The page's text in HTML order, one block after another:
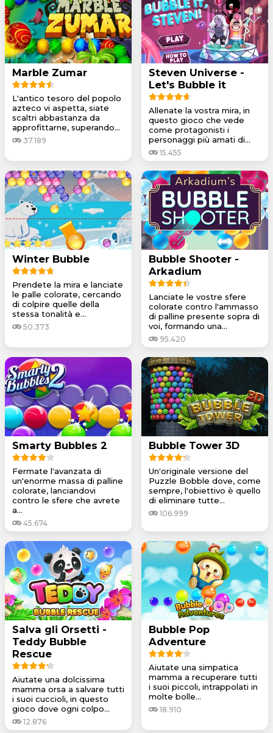
Marble Zumar
L'antico tesoro del popolo
azteco vi aspetta, siate
scaltri abbastanza da
approfittarne, superando...
37.189
Steven Universe -
Let's Bubble it
Allenate la vostra mira, in
questo gioco che vede
come protagonisti i
personaggi più amati di...
15.455
Winter Bubble
Prendete la mira e lanciate
le palle colorate, cercando
di colpire quelle della
stessa tonalità e...
50.373
Bubble Shooter -
Arkadium
Lanciate le vostre sfere
colorate contro l'ammasso
di palline presente sopra di
voi, formando una...
95.420
Smarty Bubbles 2
Fermate l'avanzata di
un'enorme massa di palline
colorate, lanciandovi
contro le sfere che avrete
a...
45.674
Bubble Tower 3D
Un'originale versione del
Puzzle Bobble dove, come
sempre, l'obiettivo è quello
di eliminare tutte...
106.999
Salva gli Orsetti -
Teddy Bubble
Rescue
Aiutate una dolcissima
mamma orsa a salvare tutti
i suoi cuccioli, in questo
gioco dove ogni colpo...
12.876
Bubble Pop
Adventure
Aiutate una simpatica
mamma a recuperare tutti
i suoi piccoli, intrappolati in
molte bolle...
18.910